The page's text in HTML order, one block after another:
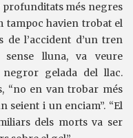
profunditats més negres
tampoc havien trobat el
de l’accident d’un tren
lluna, va veure
gelada del llac.
“no en van trobar més
seient i un enciam”. “El
dels morts va ser